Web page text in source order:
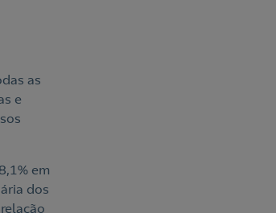
as
e
em
dos